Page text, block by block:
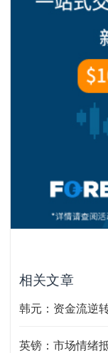
相关文章
韩元：资金流逆
英镑：市场情绪